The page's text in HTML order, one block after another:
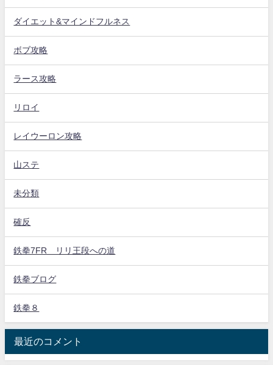
ダイエット&マインドフルネス
ボブ攻略
ラース攻略
リロイ
レイウーロン攻略
山ステ
未分類
確反
鉄拳7FR リリ王段への道
鉄拳ブログ
鉄拳８
最近のコメント